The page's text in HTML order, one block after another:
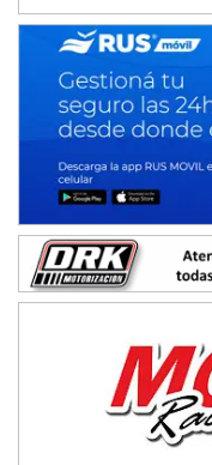
KDO - F6
Ciudad de Trenque Lauquen
Trenque Lauquen (Buenos
ENTRERRIANO - F6
Parque de la Velocidad
Villaguay (Entre Ríos)
VICTORIENSE - F7
El Cerro (Tierra)
Victoria (Entre Ríos)
PATAGONICO - F6
Gral. E. Godoy (Río Negro)
Juventud Unida (Tierra)
Humboldt (Santa Fe)